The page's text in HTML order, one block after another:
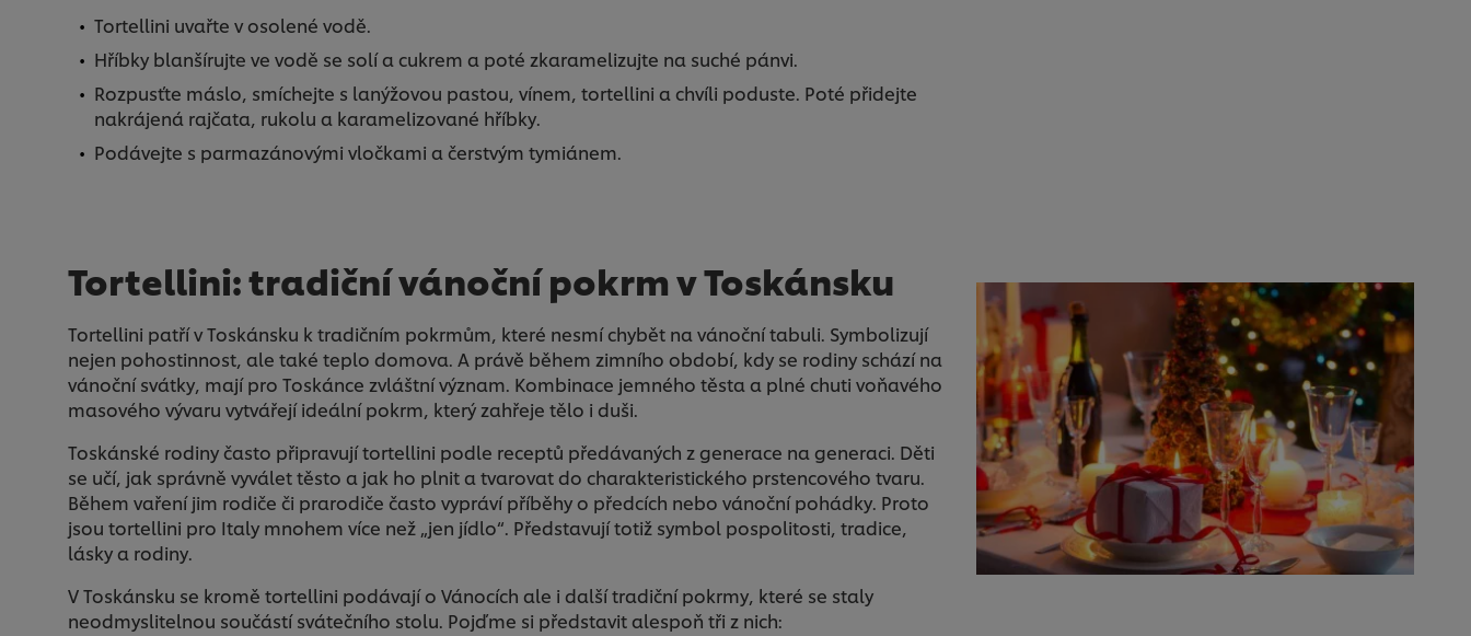
Tortellini uvařte v osolené vodě.
Hříbky blanšírujte ve vodě se solí a cukrem a poté zkaramelizujte na suché pánvi.
Rozpusťte máslo, smíchejte s lanýžovou pastou, vínem, tortellini a chvíli poduste. Poté přidejte
nakrájená rajčata, rukolu a karamelizované hříbky.
Podávejte s parmazánovými vločkami a čerstvým tymiánem.
Tortellini: tradiční vánoční pokrm v Toskánsku
Tortellini patří v Toskánsku k tradičním pokrmům, které nesmí chybět na vánoční tabuli. Symbolizují
nejen pohostinnost, ale také teplo domova. A právě během zimního období, kdy se rodiny schází na
vánoční svátky, mají pro Toskánce zvláštní význam. Kombinace jemného těsta a plné chuti voňavého
masového vývaru vytvářejí ideální pokrm, který zahřeje tělo i duši.
Toskánské rodiny často připravují tortellini podle receptů předávaných z generace na generaci. Děti
se učí, jak správně vyválet těsto a jak ho plnit a tvarovat do charakteristického prstencového tvaru.
Během vaření jim rodiče či prarodiče často vypráví příběhy o předcích nebo vánoční pohádky. Proto
jsou tortellini pro Italy mnohem více než „jen jídlo“. Představují totiž symbol pospolitosti, tradice,
lásky a rodiny.
V Toskánsku se kromě tortellini podávají o Vánocích ale i další tradiční pokrmy, které se staly
neodmyslitelnou součástí svátečního stolu. Pojďme si představit alespoň tři z nich: